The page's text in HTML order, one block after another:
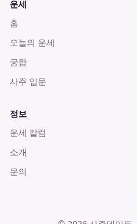
운세
홈
오늘의 운세
궁합
사주 입문
정보
운세 칼럼
소개
문의